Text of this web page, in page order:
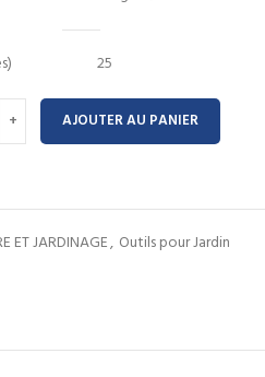
25
AJOUTER AU PANIER
ET JARDINAGE, Outils pour Jardin